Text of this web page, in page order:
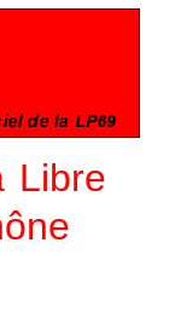
Libre